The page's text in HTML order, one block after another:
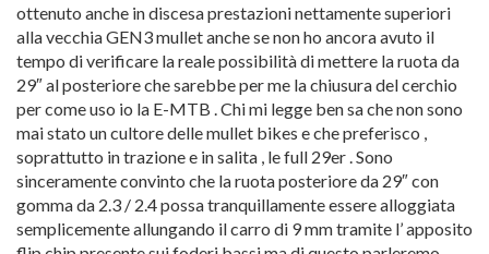
ottenuto anche in discesa prestazioni nettamente superiori
alla vecchia GEN3 mullet anche se non ho ancora avuto il
tempo di verificare la reale possibilità di mettere la ruota da
29″ al posteriore che sarebbe per me la chiusura del cerchio
per come uso io la E-MTB . Chi mi legge ben sa che non sono
mai stato un cultore delle mullet bikes e che preferisco ,
soprattutto in trazione e in salita , le full 29er . Sono
sinceramente convinto che la ruota posteriore da 29″ con
gomma da 2.3 / 2.4 possa tranquillamente essere alloggiata
semplicemente allungando il carro di 9 mm tramite l’ apposito